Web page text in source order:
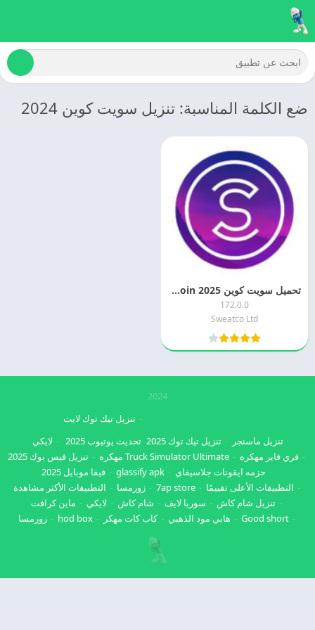
ضع الكلمة المناسبة: تنزيل سويت كوين 2024
تحميل سويت كوين 2025 Sweatcoin اخر تحديث مجانا
172.0.0
Sweatco Ltd
2024
تنزيل ماسنجر تنزيل تيك توك 2025
تنزيل تيك توك لايت
تحديث يوتيوب 2025
لايكي
فري فاير مهكره
Truck Simulator Ultimate مهكره
تنزيل فيس بوك 2025
حزمه ايقونات جلاسيفاي
glassify apk
فيفا موبايل 2025
التطبيقات الأعلى تقييمًا
7ap store زورمسا
التطبيقات الأكثر مشاهدة
تنزيل شام كاش
سوريا لايف شام كاش لايكي
ماين كرافت
Good short
هابي مود الذهبي كاب كات مهكر hod box زورمسا